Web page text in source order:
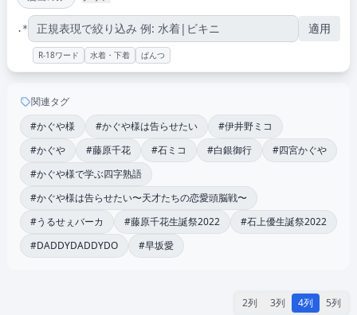
.* 適用
R-18ワード 水着・下着 ぱんつ
関連タグ
#かぐや様
#かぐや様は告らせたい
#伊井野ミコ
#かぐや
#藤原千花 #石ミコ #白銀御行
#四宮かぐや
#かぐや様で学ぶ四字熟語
#かぐや様は告らせたい〜天才たちの恋愛頭脳戦〜
#うるせぇバーカ
#藤原千花生誕祭2022
#石上優生誕祭2022
#DADDYDADDYDO
#早坂愛
2列 3列 4列 5列